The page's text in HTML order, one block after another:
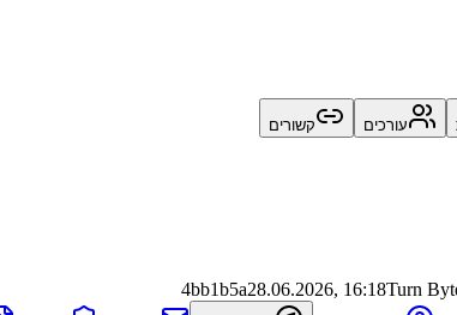
עורכים קשורים
4bb1b5a28.06.2026, 16:18